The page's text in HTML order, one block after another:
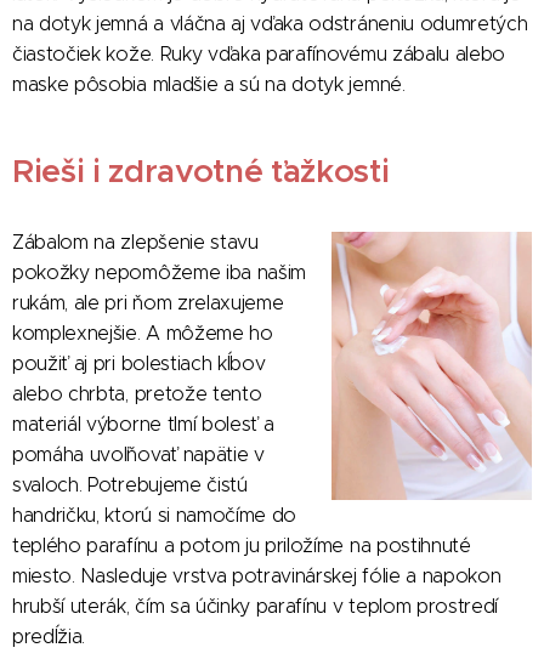
na dotyk jemná a vláčna aj vďaka odstráneniu odumretých
čiastočiek kože. Ruky vďaka parafínovému zábalu alebo
maske pôsobia mladšie a sú na dotyk jemné.
Rieši i zdravotné ťažkosti
Zábalom na zlepšenie stavu
pokožky nepomôžeme iba našim
rukám, ale pri ňom zrelaxujeme
komplexnejšie. A môžeme ho
použiť aj pri bolestiach kĺbov
alebo chrbta, pretože tento
materiál výborne tlmí bolesť a
pomáha uvoľňovať napätie v
svaloch. Potrebujeme čistú
handričku, ktorú si namočíme do
teplého parafínu a potom ju priložíme na postihnuté
miesto. Nasleduje vrstva potravinárskej fólie a napokon
hrubší uterák, čím sa účinky parafínu v teplom prostredí
predĺžia.